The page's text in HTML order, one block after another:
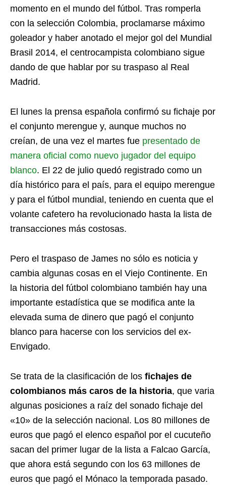
momento en el mundo del fútbol. Tras romperla
con la selección Colombia, proclamarse máximo
goleador y haber anotado el mejor gol del Mundial
Brasil 2014, el centrocampista colombiano sigue
dando de que hablar por su traspaso al Real
Madrid.
El lunes la prensa española confirmó su fichaje por
el conjunto merengue y, aunque muchos no
creían, de una vez el martes fue presentado de
manera oficial como nuevo jugador del equipo
blanco. El 22 de julio quedó registrado como un
día histórico para el país, para el equipo merengue
y para el fútbol mundial, teniendo en cuenta que el
volante cafetero ha revolucionado hasta la lista de
transacciones más costosas.
Pero el traspaso de James no sólo es noticia y
cambia algunas cosas en el Viejo Continente. En
la historia del fútbol colombiano también hay una
importante estadística que se modifica ante la
elevada suma de dinero que pagó el conjunto
blanco para hacerse con los servicios del ex-
Envigado.
Se trata de la clasificación de los fichajes de
colombianos más caros de la historia, que varia
algunas posiciones a raíz del sonado fichaje del
«10» de la selección nacional. Los 80 millones de
euros que pagó el elenco español por el cucuteño
sacan del primer lugar de la lista a Falcao García,
que ahora está segundo con los 63 millones de
euros que pagó el Mónaco la temporada pasado.